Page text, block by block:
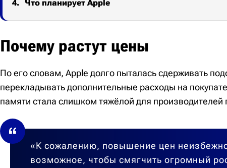
Что планирует Apple
Почему растут цены
По его словам, Apple долго пыталась сдерживать
перекладывать дополнительные расходы на
памяти стала слишком тяжёлой для производителей
«К сожалению, повышение цен
возможное, чтобы смягчить огромный